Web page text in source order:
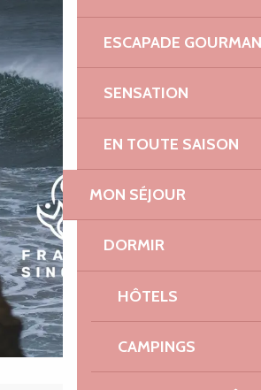
ESCAPADE
SENSATION
EN TOUTE SAISON
MON SÉJOUR
DORMIR
HÔTELS
CAMPINGS